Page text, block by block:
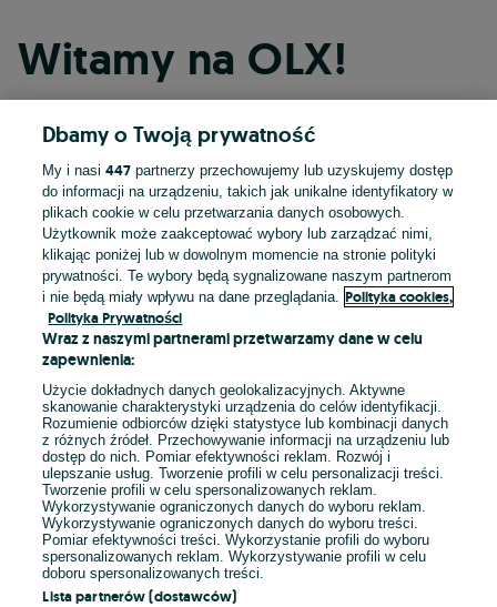
Witamy na OLX!
Kontynuuj przez Facebooka
Kontynuuj przez konto Apple
Kontynuuj przez konto Google
LUB
E-mail
Hasło
Dbamy o Twoją prywatność
My i nasi447 partnerzy przechowujemy lub uzyskujemy dostęp
do informacji na urządzeniu, takich jak unikalne identyfikatory w
plikach cookie w celu przetwarzania danych osobowych.
Użytkownik może zaakceptować wybory lub zarządzać nimi,
klikając poniżej lub w dowolnym momencie na stronie polityki
prywatności. Te wybory będą sygnalizowane naszym partnerom
i nie będą miały wpływu na dane przeglądania.
Polityka cookies,
Polityka Prywatności
Wraz z naszymi partnerami przetwarzamy dane w celu
zapewnienia:
Użycie dokładnych danych geolokalizacyjnych. Aktywne
skanowanie charakterystyki urządzenia do celów identyfikacji.
Rozumienie odbiorców dzięki statystyce lub kombinacji danych
z różnych źródeł. Przechowywanie informacji na urządzeniu lub
dostęp do nich. Pomiar efektywności reklam. Rozwój i
ulepszanie usług. Tworzenie profili w celu personalizacji treści.
Tworzenie profili w celu spersonalizowanych reklam.
Wykorzystywanie ograniczonych danych do wyboru reklam.
Wykorzystywanie ograniczonych danych do wyboru treści.
Pomiar efektywności treści. Wykorzystanie profili do wyboru
spersonalizowanych reklam. Wykorzystywanie profili w celu
doboru spersonalizowanych treści.
Lista partnerów (dostawców)